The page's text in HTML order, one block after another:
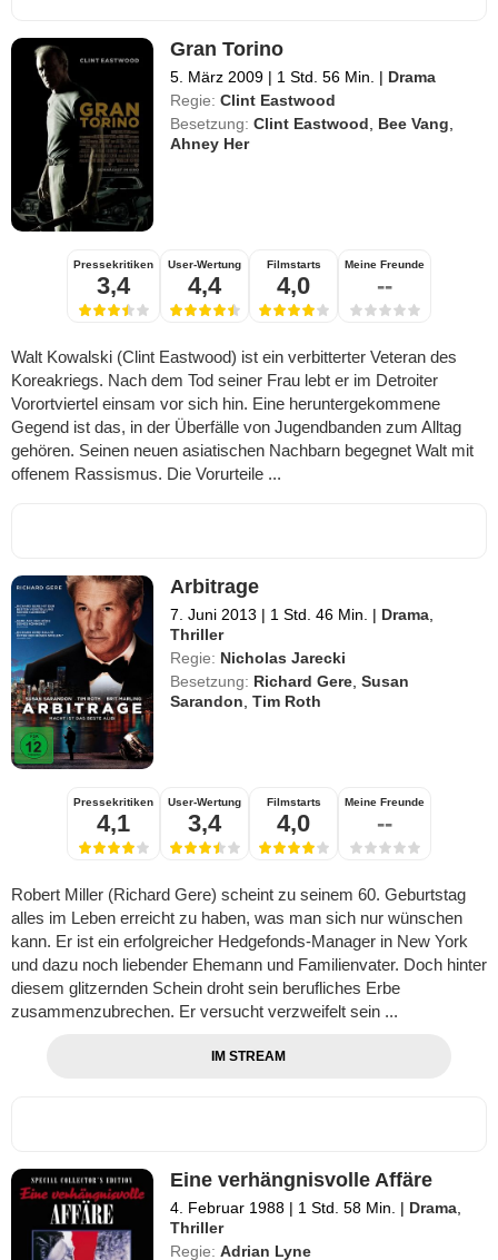
Gran Torino
5. März 2009 | 1 Std. 56 Min. | Drama
Regie: Clint Eastwood
Besetzung: Clint Eastwood Bee Vang
Ahney Her
Pressekritiken
3,4
User-Wertung
4,4
Filmstarts
4,0
Meine Freunde
--
Walt Kowalski (Clint Eastwood) ist ein verbitterter Veteran des
Koreakriegs. Nach dem Tod seiner Frau lebt er im Detroiter
Vorortviertel einsam vor sich hin. Eine heruntergekommene
Gegend ist das, in der Überfälle von Jugendbanden zum Alltag
gehören. Seinen neuen asiatischen Nachbarn begegnet Walt mit
offenem Rassismus. Die Vorurteile ...
Arbitrage
7. Juni 2013 | 1 Std. 46 Min. | Drama
Thriller
Regie: Nicholas Jarecki
Besetzung: Richard Gere ,Susan
Sarandon ,Tim Roth
Pressekritiken
4,1
User-Wertung
3,4
Filmstarts
4,0
Meine Freunde
--
Robert Miller (Richard Gere) scheint zu seinem 60. Geburtstag
alles im Leben erreicht zu haben, was man sich nur wünschen
kann. Er ist ein erfolgreicher Hedgefonds-Manager in New York
und dazu noch liebender Ehemann und Familienvater. Doch hinter
diesem glitzernden Schein droht sein berufliches Erbe
zusammenzubrechen. Er versucht verzweifelt sein ...
IM STREAM
Eine verhängnisvolle Affäre
4. Februar 1988 | 1 Std. 58 Min. | Drama
Thriller
Regie: Adrian Lyne